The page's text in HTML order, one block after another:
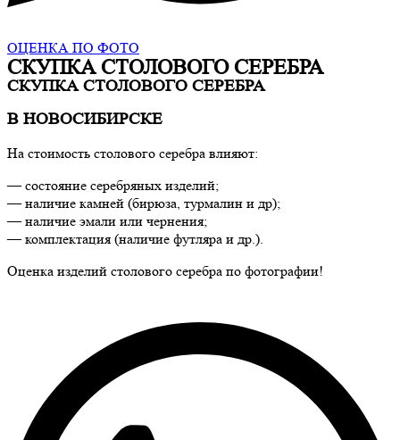
ОЦЕНКА ПО ФОТО
СКУПКА СТОЛОВОГО СЕРЕБРА
СКУПКА СТОЛОВОГО СЕРЕБРА
В НОВОСИБИРСКЕ
На стоимость столового серебра влияют:
— состояние серебряных изделий;
— наличие камней (бирюза, турмалин и др);
— наличие эмали или чернения;
— комплектация (наличие футляра и др.).
Оценка изделий столового серебра по фотографии!